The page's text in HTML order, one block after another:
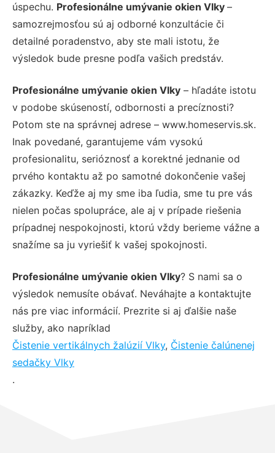
úspechu. Profesionálne umývanie okien Vlky –
samozrejmosťou sú aj odborné konzultácie či
detailné poradenstvo, aby ste mali istotu, že
výsledok bude presne podľa vašich predstáv.
Profesionálne umývanie okien Vlky – hľadáte istotu
v podobe skúseností, odbornosti a precíznosti?
Potom ste na správnej adrese – www.homeservis.sk.
Inak povedané, garantujeme vám vysokú
profesionalitu, serióznosť a korektné jednanie od
prvého kontaktu až po samotné dokončenie vašej
zákazky. Keďže aj my sme iba ľudia, sme tu pre vás
nielen počas spolupráce, ale aj v prípade riešenia
prípadnej nespokojnosti, ktorú vždy berieme vážne a
snažíme sa ju vyriešiť k vašej spokojnosti.
Profesionálne umývanie okien Vlky? S nami sa o
výsledok nemusíte obávať. Neváhajte a kontaktujte
nás pre viac informácií. Prezrite si aj ďalšie naše
služby, ako napríklad
Čistenie vertikálnych žalúzií Vlky, Čistenie čalúnenej
sedačky Vlky
.